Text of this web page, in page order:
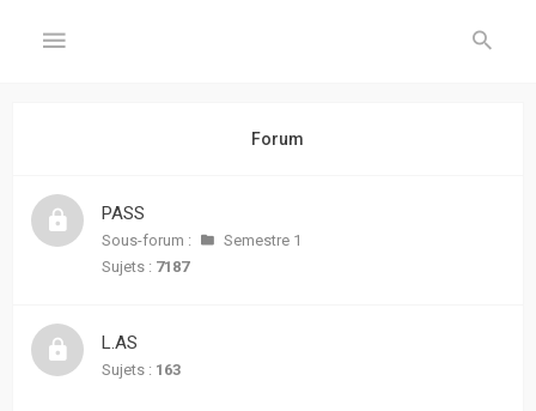
Inscription
FORUM
Forum
PASS
Sous-forum :
Semestre 1
Sujets : 7187
L.AS
Sujets : 163